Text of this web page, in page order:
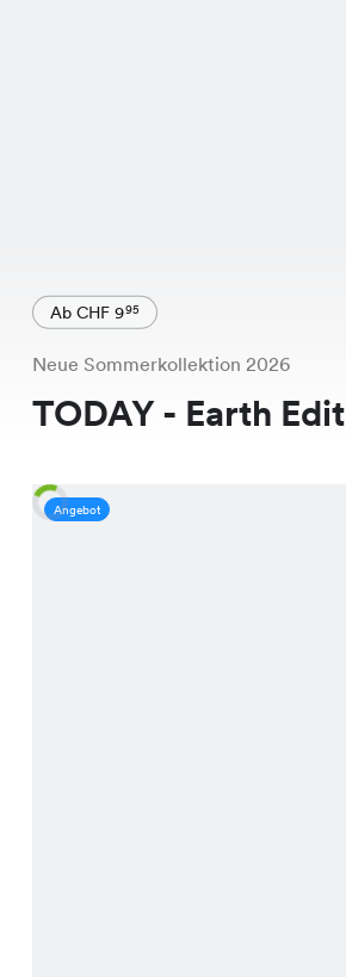
Ab CHF 995
Neue Sommerkollektion 2026
TODAY - Earth Edit
Angebot